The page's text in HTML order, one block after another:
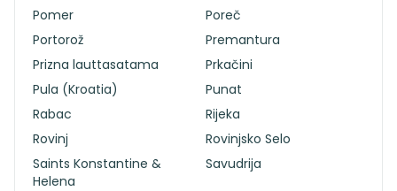
Pomer
Poreč
Portorož
Premantura
Prizna lauttasatama
Prkačini
Pula (Kroatia)
Punat
Rabac
Rijeka
Rovinj
Rovinjsko Selo
Saints Konstantine &
Helena
Savudrija